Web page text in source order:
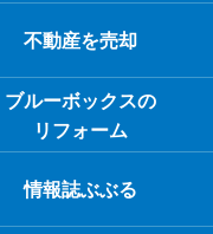
不動産を売却
ブルーボックスの
リフォーム
情報誌ぶぶる